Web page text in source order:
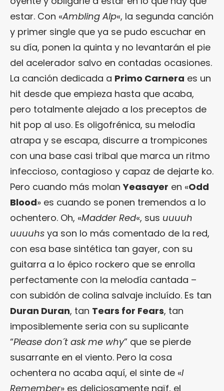
estar. Con «Ambling Alp«, la segunda canción
y primer single que ya se pudo escuchar en
su día, ponen la quinta y no levantarán el pie
del acelerador salvo en contadas ocasiones.
La canción dedicada a Primo Carnera es un
hit desde que empieza hasta que acaba,
pero totalmente alejado a los preceptos de
hit pop al uso. Es oligofrénica, su melodía
atrapa y se escapa, discurre a trompicones
con una base casi tribal que marca un ritmo
infeccioso, contagioso y capaz de dejarte ko.
Pero cuando más molanYeasayer en «Odd
Blood» es cuando se ponen tremendos a lo
ochentero. Oh, «Madder Red«, sus uuuuh
uuuuhs ya son lo más comentado de la red,
con esa base sintética tan gayer, con su
guitarra a lo épico rockero que se enrolla
perfectamente con la melodía cantada –
con subidón de colina salvaje incluído. Es tan
Duran Duran, tan Tears for Fears, tan
imposiblemente seria con su suplicante
“Please don´t ask me why” que se pierde
susarrante en el viento. Pero la cosa
ochentera no acaba aquí, el sinte de «I
Remember» es deliciosamente naïf, el